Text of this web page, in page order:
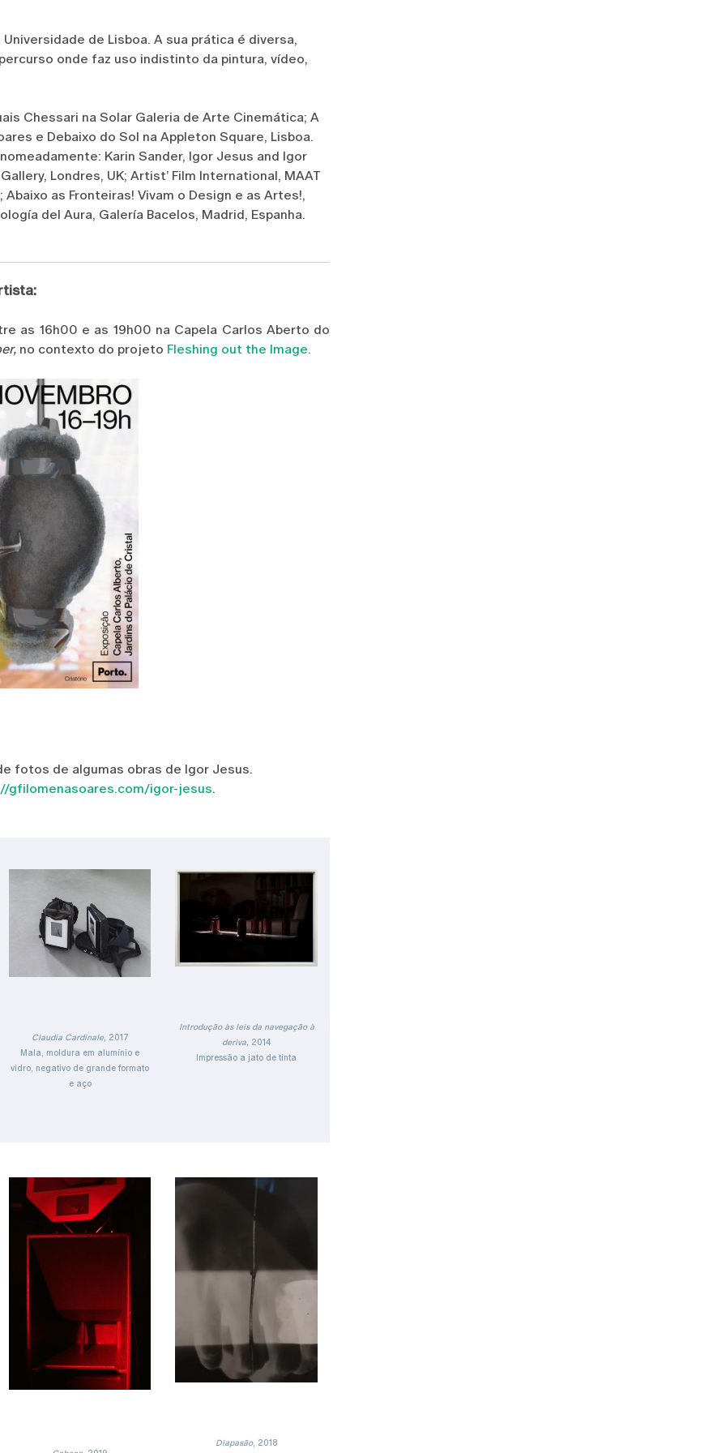
de Lisboa. A sua prática é diversa,
onde faz uso indistinto da pintura, vídeo,
Chessari na Solar Galeria de Arte Cinemática; A
e Debaixo do Sol na Appleton Square, Lisboa.
Karin Sander, Igor Jesus and Igor
Londres, UK; Artist’ Film International, MAAT
as Fronteiras! Vivam o Design e as Artes!,
del Aura, Galería Bacelos, Madrid, Espanha.
as 16h00 e as 19h00 na Capela Carlos Aberto do
no contexto do projeto Fleshing out the Image.
fotos de algumas obras de Igor Jesus.
gfilomenasoares.com/igor-jesus.
Claudia Cardinale, 2017
Mala, moldura em alumínio e
vidro, negativo de grande formato
e aço
Introdução às leis da navegação à
deriva, 2014
Impressão a jato de tinta
Diapasão, 2018